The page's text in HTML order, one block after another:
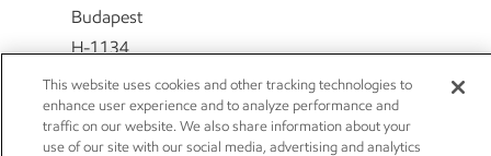
Budapest
H-1134
Unkari
Data.privacy.office@exxonmobil.com
This website uses cookies and other tracking technologies to
enhance user experience and to analyze performance and
traffic on our website. We also share information about your
use of our site with our social media, advertising and analytics